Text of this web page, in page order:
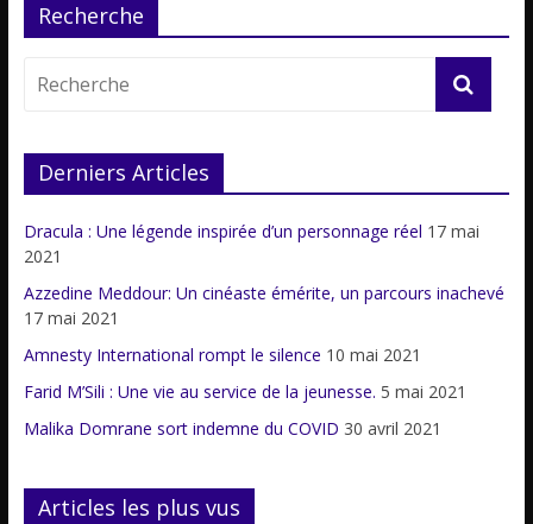
Recherche
Derniers Articles
Dracula : Une légende inspirée d’un personnage réel 17 mai
2021
Azzedine Meddour: Un cinéaste émérite, un parcours inachevé
17 mai 2021
Amnesty International rompt le silence 10 mai 2021
Farid M’Sili : Une vie au service de la jeunesse. 5 mai 2021
Malika Domrane sort indemne du COVID 30 avril 2021
Articles les plus vus